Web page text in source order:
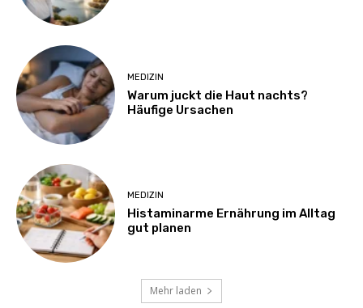
MEDIZIN
Warum juckt die Haut nachts?
Häufige Ursachen
MEDIZIN
Histaminarme Ernährung im Alltag
gut planen
Mehr laden